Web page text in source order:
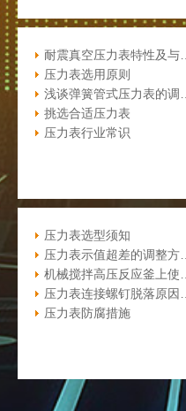
耐震真空压力表特性及与…
压力表选用原则
浅谈弹簧管式压力表的调…
挑选合适压力表
压力表行业常识
压力表选型须知
压力表示值超差的调整方…
机械搅拌高压反应釜上使…
压力表连接螺钉脱落原因…
压力表防腐措施